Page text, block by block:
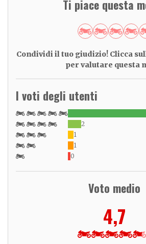
Ti piace questa
Condividi il tuo giudizio! Clicca
per valutare questa
I voti degli utenti
2
1
1
0
Voto medio
4,7